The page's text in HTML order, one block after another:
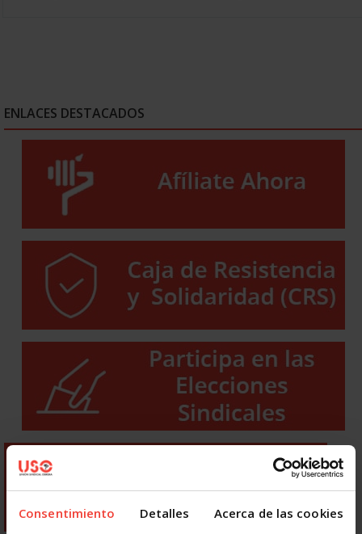
Consentimiento Detalles Acerca de las cookies
ENLACES DESTACADOS